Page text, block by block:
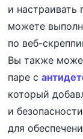
и
можете
по веб-
Вы также
паре с
который
и
для